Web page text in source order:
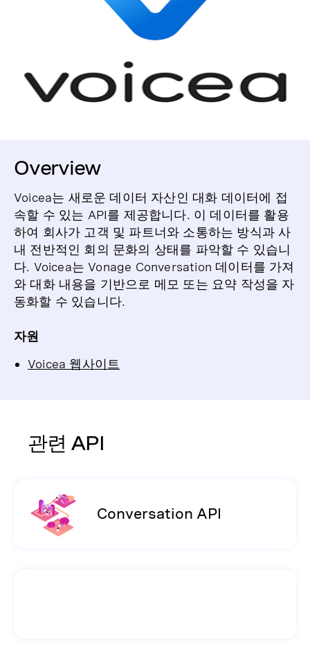
Overview
Voicea는 새로운 데이터 자산인 대화 데이터에 접
속할 수 있는 API를 제공합니다. 이 데이터를 활용
하여 회사가 고객 및 파트너와 소통하는 방식과 사
내 전반적인 회의 문화의 상태를 파악할 수 있습니
다. Voicea는 Vonage Conversation 데이터를 가져
와 대화 내용을 기반으로 메모 또는 요약 작성을 자
동화할 수 있습니다.
자원
Voicea 웹사이트
관련 API
Conversation API